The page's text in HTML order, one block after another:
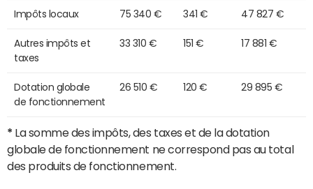
Impôts locaux 75 340 € 341 € 47 827 €
Autres impôts et
taxes
33 310 € 151 € 17 881 €
Dotation globale
de fonctionnement
26 510 € 120 € 29 895 €
* La somme des impôts, des taxes et de la dotation
globale de fonctionnement ne correspond pas au total
des produits de fonctionnement.